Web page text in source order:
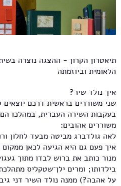
תיאטרון הקרון - ההצגה נוצרה
הלאומית וביוזמתה
איך נולד שיר?
שני משוררים בראשית דרכם
בעקבות השירה העברית, במהלכו
משוררים אהובים:
לאה גולדברג מביטה מבעד לחלון
איך פעם גם היא הגיעה לכאן ממקום
מנור כותב את ברוש לבדו מתוך
בילדותו; ומרים ילן־שטקליס
על אהבה?) ממנה נולד השיר דני